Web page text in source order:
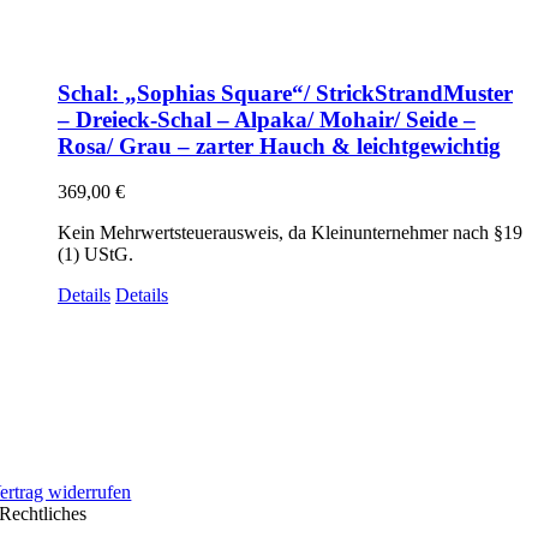
Schal: „Sophias Square“/ StrickStrandMuster
– Dreieck-Schal – Alpaka/ Mohair/ Seide –
Rosa/ Grau – zarter Hauch & leichtgewichtig
369,00 €
Kein Mehrwertsteuerausweis, da Kleinunternehmer nach §19
(1) UStG.
Details Details
widerrufen
Rechtliches